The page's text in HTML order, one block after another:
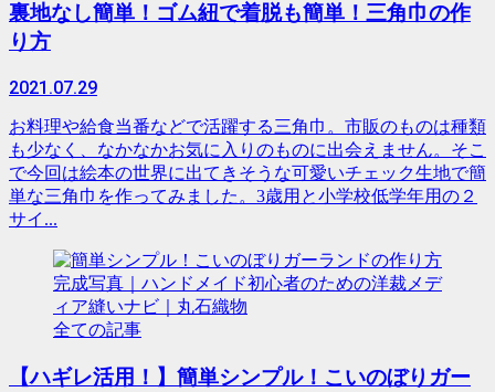
裏地なし簡単！ゴム紐で着脱も簡単！三角巾の作
り方
2021.07.29
お料理や給食当番などで活躍する三角巾。市販のものは種類
も少なく、なかなかお気に入りのものに出会えません。そこ
で今回は絵本の世界に出てきそうな可愛いチェック生地で簡
単な三角巾を作ってみました。3歳用と小学校低学年用の２
サイ...
全ての記事
【ハギレ活用！】簡単シンプル！こいのぼりガー